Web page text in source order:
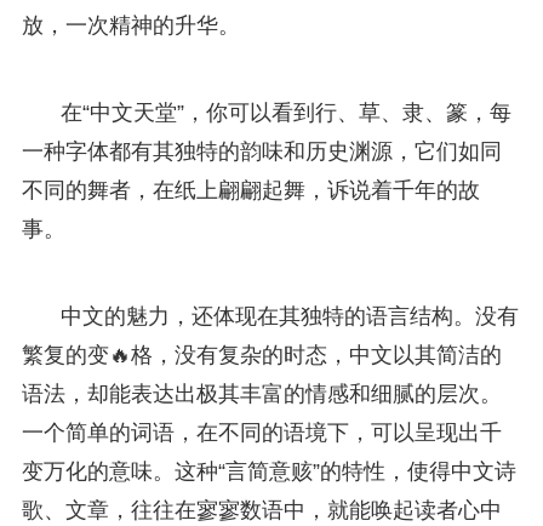
放，一次精神的升华。
在“中文天堂”，你可以看到行、草、隶、篆，每
一种字体都有其独特的韵味和历史渊源，它们如同
不同的舞者，在纸上翩翩起舞，诉说着千年的故
事。
中文的魅力，还体现在其独特的语言结构。没有
繁复的变🔥格，没有复杂的时态，中文以其简洁的
语法，却能表达出极其丰富的情感和细腻的层次。
一个简单的词语，在不同的语境下，可以呈现出千
变万化的意味。这种“言简意赅”的特性，使得中文诗
歌、文章，往往在寥寥数语中，就能唤起读者心中